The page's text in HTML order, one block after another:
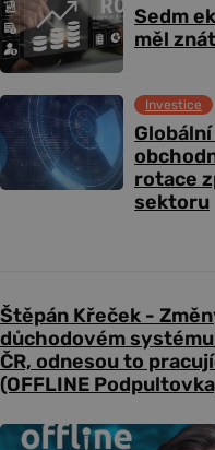
Sedm
měl
rotace
sektoru
Investice
Štěpán Křeček -
důchodovém
ČR, odnesou to
(OFFLINE